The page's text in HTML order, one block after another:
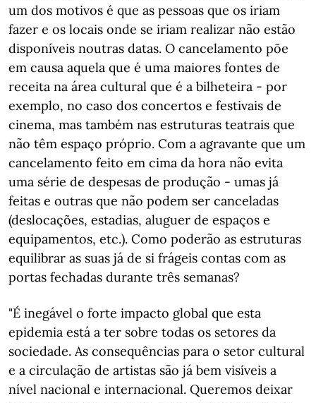
um dos motivos é que as pessoas que os iriam
fazer e os locais onde se iriam realizar não estão
disponíveis noutras datas. O cancelamento põe
em causa aquela que é uma maiores fontes de
receita na área cultural que é a bilheteira - por
exemplo, no caso dos concertos e festivais de
cinema, mas também nas estruturas teatrais que
não têm espaço próprio. Com a agravante que um
cancelamento feito em cima da hora não evita
uma série de despesas de produção - umas já
feitas e outras que não podem ser canceladas
(deslocações, estadias, aluguer de espaços e
equipamentos, etc.). Como poderão as estruturas
equilibrar as suas já de si frágeis contas com as
portas fechadas durante três semanas?
"É inegável o forte impacto global que esta
epidemia está a ter sobre todas os setores da
sociedade. As consequências para o setor cultural
e a circulação de artistas são já bem visíveis a
nível nacional e internacional. Queremos deixar